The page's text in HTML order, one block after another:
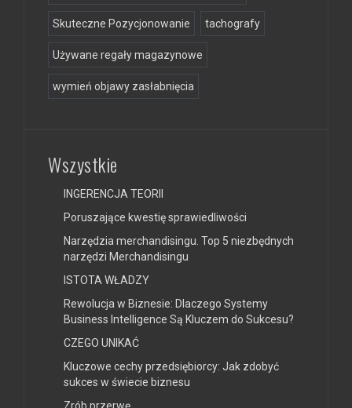
Skuteczne Pozycjonowanie tachografy
Używane regały magazynowe
wymień objawy zasłabnięcia
Wszystkie
INGERENCJA TEORII
Poruszające kwestię sprawiedliwości
Narzędzia merchandisingu. Top 5 niezbędnych
narzędzi Merchandisingu
ISTOTA WŁADZY
Rewolucja w Biznesie: Dlaczego Systemy
Business Intelligence Są Kluczem do Sukcesu?
CZEGO UNIKAĆ
Kluczowe cechy przedsiębiorcy: Jak zdobyć
sukces w świecie biznesu